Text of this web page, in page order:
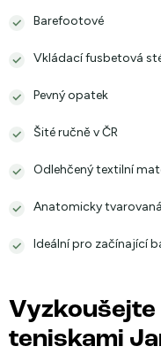
Barefootové
Vkládací fusbetová
Pevný opatek
Šité ručně v ČR
Odlehčený textilní
Anatomicky
Ideální pro začínající
teniskami